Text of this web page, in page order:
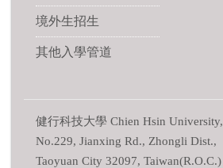
境外生招生
其他入學管道
健行科技大學 Chien Hsin University,
No.229, Jianxing Rd., Zhongli Dist.,
Taoyuan City 32097, Taiwan(R.O.C.)